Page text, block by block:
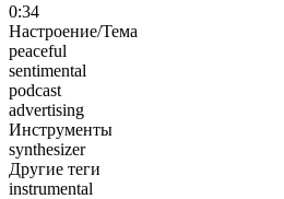
0:34
Настроение/Тема
peaceful
sentimental
podcast
advertising
Инструменты
synthesizer
Другие теги
instrumental